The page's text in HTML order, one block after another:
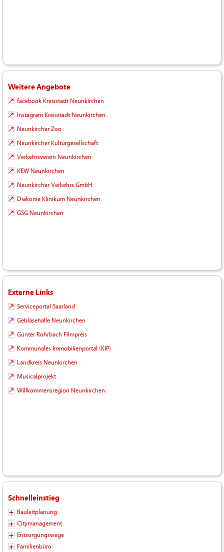
Weitere Angebote
facebook Kreisstadt Neunkirchen
Instagram Kreisstadt Neunkirchen
Neunkircher Zoo
Neunkircher Kulturgesellschaft
Verkehrsverein Neunkirchen
KEW Neunkirchen
Neunkircher Verkehrs GmbH
Diakonie Klinikum Neunkirchen
GSG Neunkirchen
Externe Links
Serviceportal Saarland
Gebläsehalle Neunkirchen
Günter Rohrbach Filmpreis
Kommunales Immobilienportal (KIP)
Landkreis Neunkirchen
Musicalprojekt
Willkommensregion Neunkirchen
Schnelleinstieg
Bauleitplanung
Citymanagement
Entsorgungswege
Familienbüro